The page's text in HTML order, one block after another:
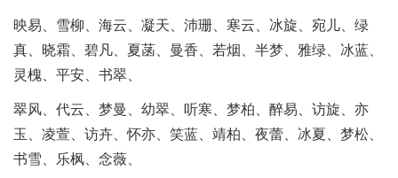
映易、雪柳、海云、凝天、沛珊、寒云、冰旋、宛儿、绿
真、晓霜、碧凡、夏菡、曼香、若烟、半梦、雅绿、冰蓝、
灵槐、平安、书翠、
翠风、代云、梦曼、幼翠、听寒、梦柏、醉易、访旋、亦
玉、凌萱、访卉、怀亦、笑蓝、靖柏、夜蕾、冰夏、梦松、
书雪、乐枫、念薇、